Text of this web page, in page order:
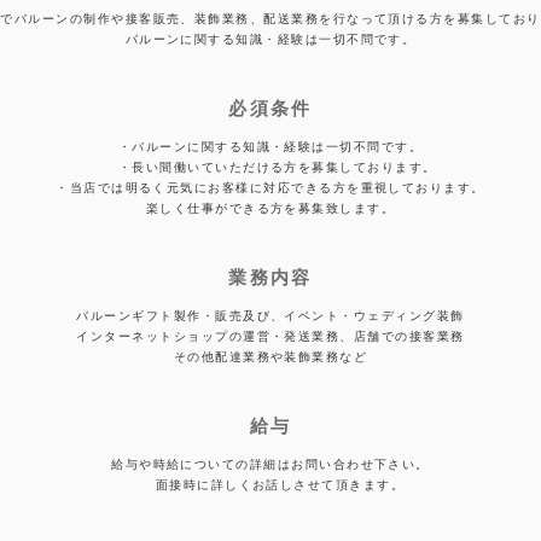
バルーンの制作や接客販売、装飾業務、配送業務を行なって頂ける方を募集してお
バルーンに関する知識・経験は一切不問です。
必須条件
・バルーンに関する知識・経験は一切不問です。
・長い間働いていただける方を募集しております。
・当店では明るく元気にお客様に対応できる方を重視しております。
楽しく仕事ができる方を募集致します。
業務内容
バルーンギフト製作・販売及び、イベント・ウェディング装飾
インターネットショップの運営・発送業務、店舗での接客業務
その他配達業務や装飾業務など
給与
給与や時給についての詳細はお問い合わせ下さい。
面接時に詳しくお話しさせて頂きます。